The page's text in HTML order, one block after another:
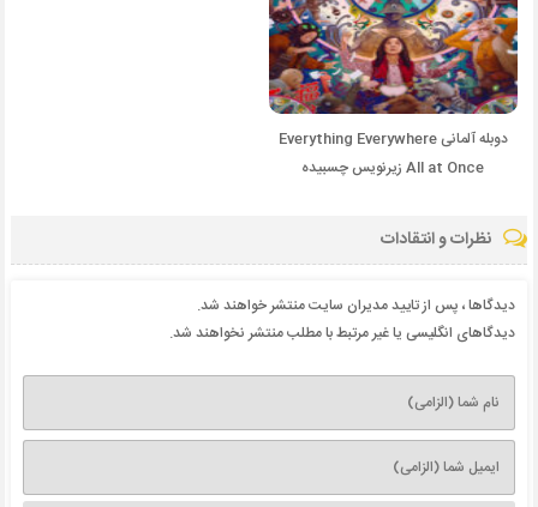
دوبله آلمانی Everything Everywhere
All at Once زیرنویس چسبیده
نظرات و انتقادات
دیدگاها ، پس از تایید مدیران سایت منتشر خواهند شد.
دیدگاهای انگلیسی یا غیر مرتبط با مطلب منتشر نخواهند شد.